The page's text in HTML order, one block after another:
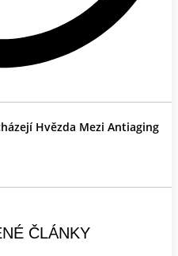
Hvězda Mezi Antiaging
ČLÁNKY